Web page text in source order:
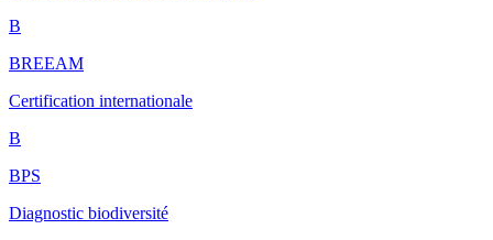
B
BREEAM
Certification internationale
B
BPS
Diagnostic biodiversité